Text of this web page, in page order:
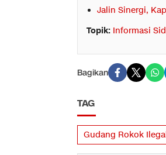
Jalin Sinergi,
Topik: Informasi
Bagikan
TAG
Gudang Rokok